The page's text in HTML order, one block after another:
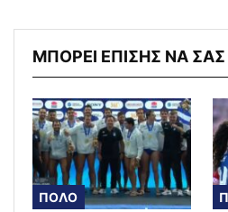
ΜΠΟΡΕΙ ΕΠΙΣΗΣ ΝΑ ΣΑΣ
ΠΟΛΟ